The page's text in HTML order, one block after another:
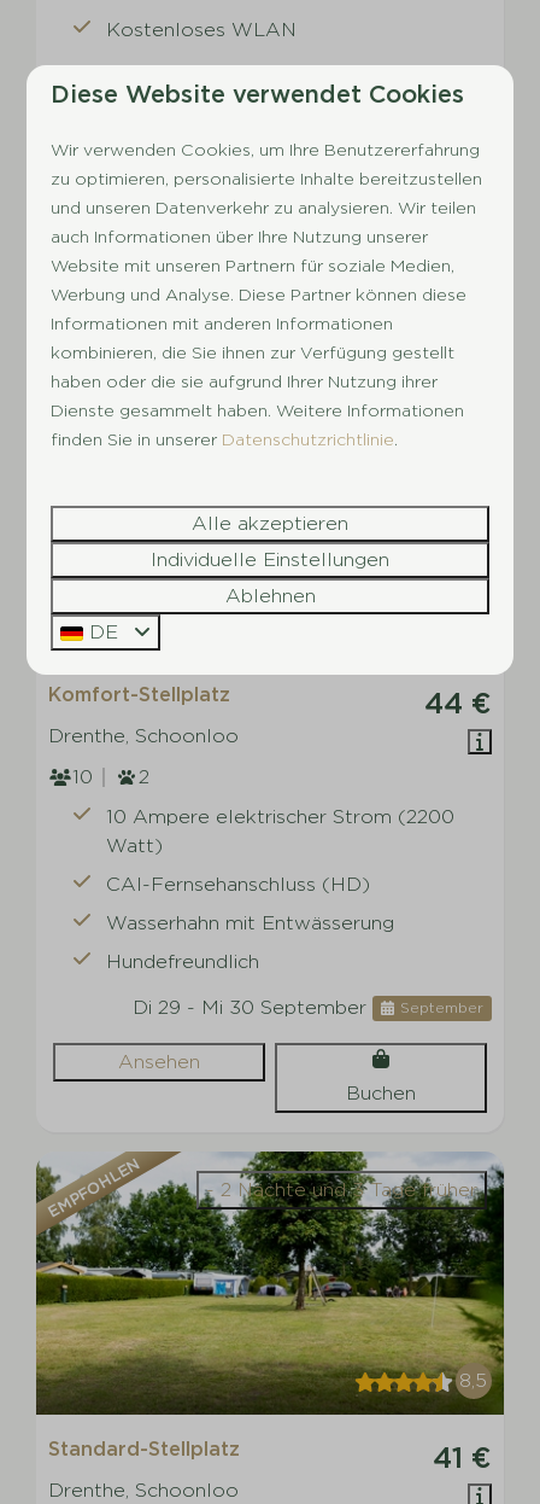
Kostenloses WLAN
Ansehen
Die obigen Ergebnisse
enthalten nur 'ferienhaus'
Sehen Sie sich auch die folgenden
Alternativen für an
stellplatz
- 2 Nächte und 3 Tage früher
44 €
Komfort-Stellplatz
Drenthe, Schoonloo
10
2
10 Ampere elektrischer Strom (2200
Watt)
CAI-Fernsehanschluss (HD)
Wasserhahn mit Entwässerung
Hundefreundlich
Di 29 - Mi 30 September
September
Ansehen
Buchen
EMPFOHLEN - 2 Nächte und 3 Tage früher
8,5
41 €
Standard-Stellplatz
Drenthe, Schoonloo
Diese Website verwendet Cookies
Wir verwenden Cookies, um Ihre Benutzererfahrung
zu optimieren, personalisierte Inhalte bereitzustellen
und unseren Datenverkehr zu analysieren. Wir teilen
auch Informationen über Ihre Nutzung unserer
Website mit unseren Partnern für soziale Medien,
Werbung und Analyse. Diese Partner können diese
Informationen mit anderen Informationen
kombinieren, die Sie ihnen zur Verfügung gestellt
haben oder die sie aufgrund Ihrer Nutzung ihrer
Dienste gesammelt haben. Weitere Informationen
finden Sie in unserer Datenschutzrichtlinie
Alle akzeptieren
Individuelle Einstellungen
Ablehnen
DE